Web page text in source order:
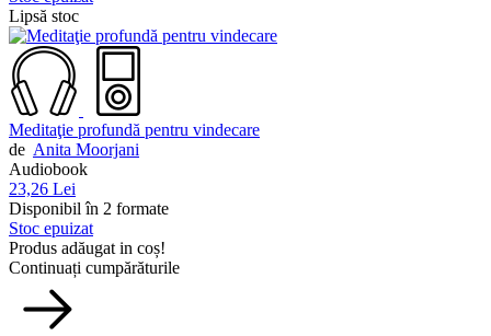
Lipsă stoc
Meditaţie profundă pentru vindecare
de Anita Moorjani
Audiobook
23,26 Lei
Disponibil în 2 formate
Stoc epuizat
Produs adăugat in coș!
Continuați cumpărăturile